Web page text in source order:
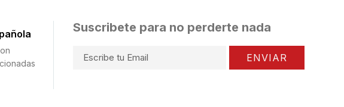
Suscribete para no perderte nada
ENVIAR